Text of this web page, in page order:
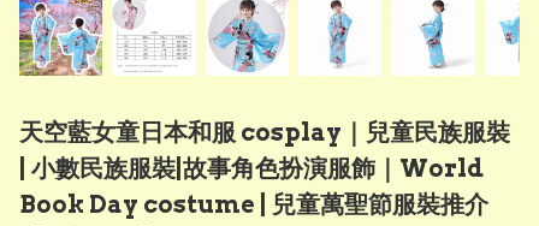
天空藍女童日本和服 cosplay｜兒童民族服裝
| 小數民族服裝|故事角色扮演服飾｜World
Book Day costume | 兒童萬聖節服裝推介